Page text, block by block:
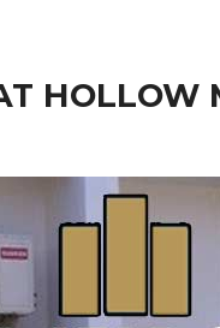
HOLLOW